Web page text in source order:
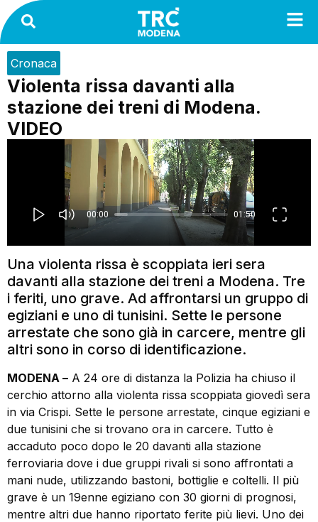
Cronaca
Violenta rissa davanti alla
stazione dei treni di Modena.
VIDEO
Una violenta rissa è scoppiata ieri sera
davanti alla stazione dei treni a Modena. Tre
i feriti, uno grave. Ad affrontarsi un gruppo di
egiziani e uno di tunisini. Sette le persone
arrestate che sono già in carcere, mentre gli
altri sono in corso di identificazione.
MODENA – A 24 ore di distanza la Polizia ha chiuso il
cerchio attorno alla violenta rissa scoppiata giovedì sera
in via Crispi. Sette le persone arrestate, cinque egiziani e
due tunisini che si trovano ora in carcere. Tutto è
accaduto poco dopo le 20 davanti alla stazione
ferroviaria dove i due gruppi rivali si sono affrontati a
mani nude, utilizzando bastoni, bottiglie e coltelli. Il più
grave è un 19enne egiziano con 30 giorni di prognosi,
mentre altri due hanno riportato ferite più lievi. Uno dei